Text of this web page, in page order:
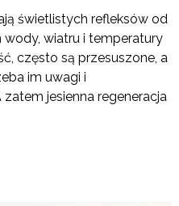
świetlistych refleksów od
wody, wiatru i temperatury
często są przesuszone, a
im uwagi i
jesienna regeneracja